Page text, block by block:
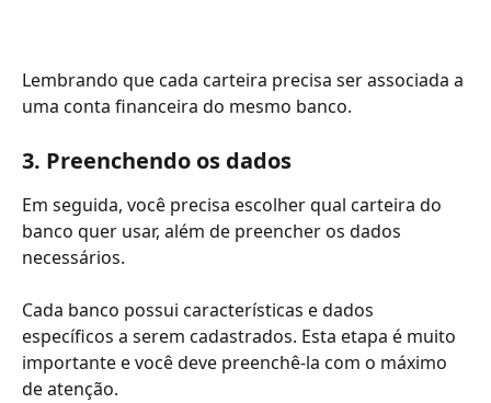
Lembrando que cada carteira precisa ser associada a
uma conta financeira do mesmo banco.
3. Preenchendo os dados
Em seguida, você precisa escolher qual carteira do
banco quer usar, além de preencher os dados
necessários.
Cada banco possui características e dados
específicos a serem cadastrados. Esta etapa é muito
importante e você deve preenchê-la com o máximo
de atenção.